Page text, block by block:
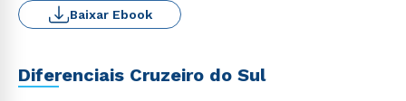
Baixar Ebook
Diferenciais Cruzeiro do Sul